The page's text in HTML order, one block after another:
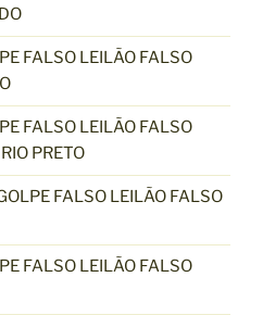
FALSO LEILÃO FALSO
FALSO LEILÃO FALSO
PRETO
FALSO LEILÃO FALSO
FALSO LEILÃO FALSO